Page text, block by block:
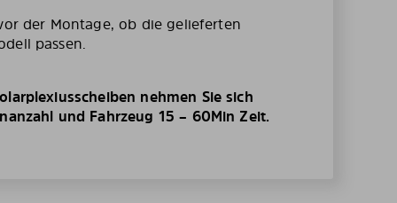
der Montage, ob die gelieferten
passen.
nehmen Sie sich
und Fahrzeug 15 – 60Min Zeit.